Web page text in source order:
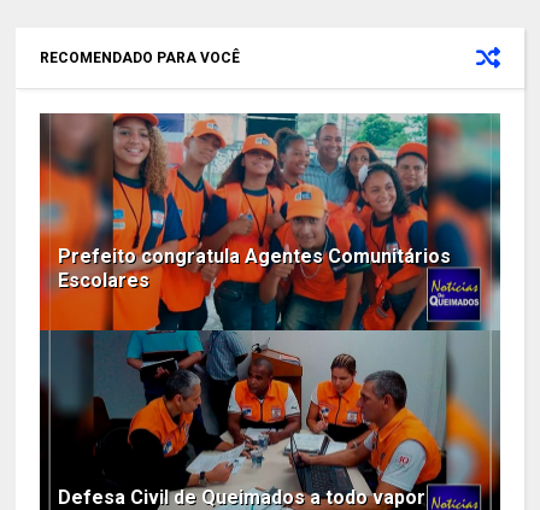
RECOMENDADO PARA VOCÊ
Prefeito congratula Agentes Comunitários
Escolares
Defesa Civil de Queimados a todo vapor